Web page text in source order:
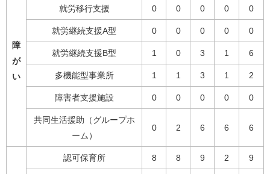
障
が
い
就労移行支援 0 0 0 0 0
就労継続支援A型 0 0 0 0 0
就労継続支援B型 1 0 3 1 6
多機能型事業所 1 1 3 1 2
障害者支援施設 0 0 0 0 0
共同生活援助（グループホ
ーム）
0 2 6 6 6
認可保育所 8 8 9 2 9